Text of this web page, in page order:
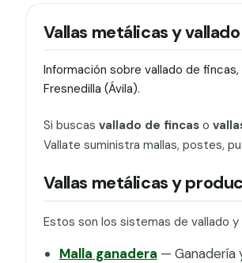
Vallas metálicas y
Información sobre vallado de
Fresnedilla (Ávila).
Si buscas vallado de fincaso
Vallate suministra mallas, postes,
Vallas metálicas y
Estos son los sistemas de vallado
Malla ganadera — Ganadería